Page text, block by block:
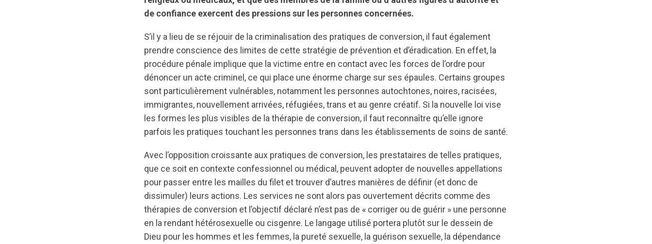
de confiance exercent des pressions sur les personnes concernées.
S’il y a lieu de se réjouir de la criminalisation des pratiques de conversion, il faut également
prendre conscience des limites de cette stratégie de prévention et d’éradication. En effet, la
procédure pénale implique que la victime entre en contact avec les forces de l’ordre pour
dénoncer un acte criminel, ce qui place une énorme charge sur ses épaules. Certains groupes
sont particulièrement vulnérables, notamment les personnes autochtones, noires, racisées,
immigrantes, nouvellement arrivées, réfugiées, trans et au genre créatif. Si la nouvelle loi vise
les formes les plus visibles de la thérapie de conversion, il faut reconnaître qu’elle ignore
parfois les pratiques touchant les personnes trans dans les établissements de soins de santé.
Avec l’opposition croissante aux pratiques de conversion, les prestataires de telles pratiques,
que ce soit en contexte confessionnel ou médical, peuvent adopter de nouvelles appellations
pour passer entre les mailles du filet et trouver d’autres manières de définir (et donc de
dissimuler) leurs actions. Les services ne sont alors pas ouvertement décrits comme des
thérapies de conversion et l’objectif déclaré n’est pas de « corriger ou de guérir » une personne
en la rendant hétérosexuelle ou cisgenre. Le langage utilisé portera plutôt sur le dessein de
Dieu pour les hommes et les femmes, la pureté sexuelle, la guérison sexuelle, la dépendance